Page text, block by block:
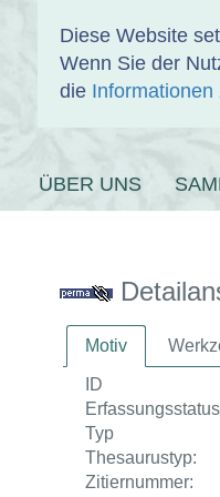
Diese Website
Wenn Sie der
die Informationen
ÜBER UNS
Motiv
ID
Typ
Thesaurustyp:
Zitiernummer: